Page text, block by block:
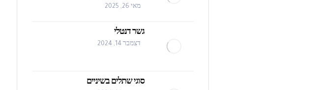
מאי 26, 2025
גשר דנטלי
דצמבר 14, 2024
סוגי שתלים בשיניים